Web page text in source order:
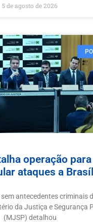
5 de agosto de 2026
operação para
ataques a
antecedentes criminais
da Justiça e Segurança
(MJSP) detalhou